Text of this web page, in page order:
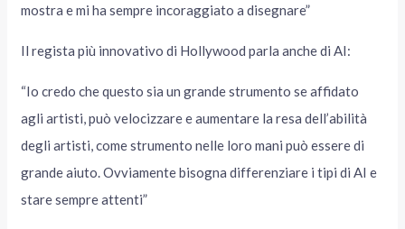
mostra e mi ha sempre incoraggiato a disegnare”
Il regista più innovativo di Hollywood parla anche di AI:
“Io credo che questo sia un grande strumento se affidato
agli artisti, può velocizzare e aumentare la resa dell’abilità
degli artisti, come strumento nelle loro mani può essere di
grande aiuto. Ovviamente bisogna differenziare i tipi di AI e
stare sempre attenti”